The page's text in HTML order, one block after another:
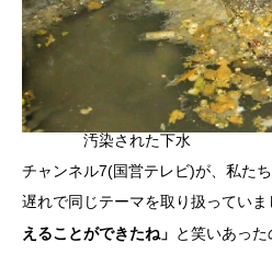
汚染された下水
チャンネル7(国営テレビ)が、私た
遅れで同じテーマを取り扱っていま
えることができたね」 と笑いあった